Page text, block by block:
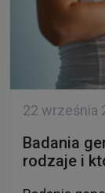
22 września
Badania
rodzaje i